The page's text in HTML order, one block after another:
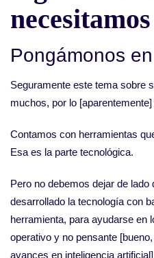
necesitamos
Pongámonos
Seguramente este tema sobre
muchos, por lo
Contamos con herramientas
Esa es la parte tecnológica.
Pero no debemos dejar de lado
desarrollado la tecnología con
herramienta, para ayudarse en
operativo y no pensante
avances en inteligencia